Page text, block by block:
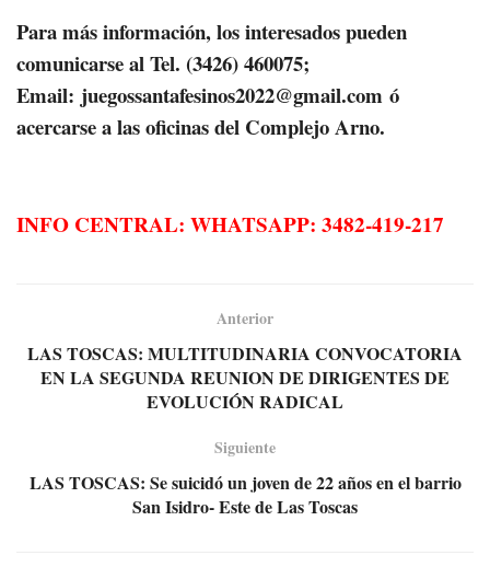
Para más información, los interesados pueden
comunicarse al Tel. (3426) 460075;
Email: juegossantafesinos2022@gmail.com ó
acercarse a las oficinas del Complejo Arno.
INFO CENTRAL: WHATSAPP: 3482-419-217
Anterior
LAS TOSCAS: MULTITUDINARIA CONVOCATORIA
EN LA SEGUNDA REUNION DE DIRIGENTES DE
EVOLUCIÓN RADICAL
Siguiente
LAS TOSCAS: Se suicidó un joven de 22 años en el barrio
San Isidro- Este de Las Toscas